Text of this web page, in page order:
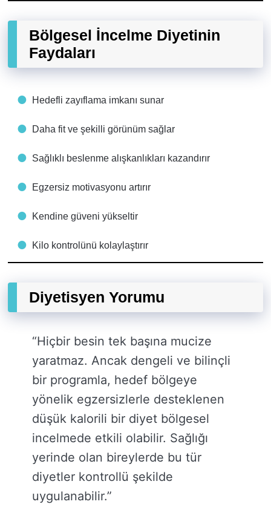
Bölgesel İncelme Diyetinin
Faydaları
Hedefli zayıflama imkanı sunar
Daha fit ve şekilli görünüm sağlar
Sağlıklı beslenme alışkanlıkları kazandırır
Egzersiz motivasyonu artırır
Kendine güveni yükseltir
Kilo kontrolünü kolaylaştırır
Diyetisyen Yorumu
“Hiçbir besin tek başına mucize
yaratmaz. Ancak dengeli ve bilinçli
bir programla, hedef bölgeye
yönelik egzersizlerle desteklenen
düşük kalorili bir diyet bölgesel
incelmede etkili olabilir. Sağlığı
yerinde olan bireylerde bu tür
diyetler kontrollü şekilde
uygulanabilir.”